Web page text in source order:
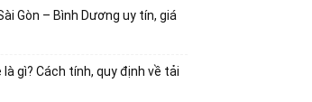
Gòn – Bình Dương uy tín, giá
gì? Cách tính, quy định về tải